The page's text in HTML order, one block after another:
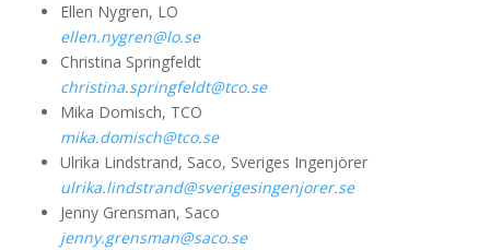
Ellen Nygren, LO
ellen.nygren@lo.se
Christina Springfeldt
christina.springfeldt@tco.se
Mika Domisch, TCO
mika.domisch@tco.se
Ulrika Lindstrand, Saco, Sveriges Ingenjörer
ulrika.lindstrand@sverigesingenjorer.se
Jenny Grensman, Saco
jenny.grensman@saco.se